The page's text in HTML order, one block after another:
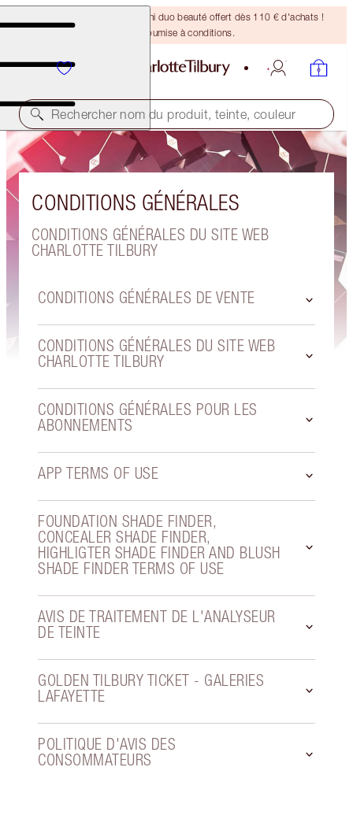
DERNIÈRE CHANCE ! Un mini duo beauté offert dès 110 € d'achats !
Offre soumise à conditions.
Rechercher nom du produit, teinte, couleur
CONDITIONS GÉNÉRALES
CONDITIONS GÉNÉRALES DU SITE WEB
CHARLOTTE TILBURY
CONDITIONS GÉNÉRALES DE VENTE
CONDITIONS GÉNÉRALES DU SITE WEB
CHARLOTTE TILBURY
CONDITIONS GÉNÉRALES POUR LES
ABONNEMENTS
APP TERMS OF USE
FOUNDATION SHADE FINDER,
CONCEALER SHADE FINDER,
HIGHLIGTER SHADE FINDER AND BLUSH
SHADE FINDER TERMS OF USE
AVIS DE TRAITEMENT DE L'ANALYSEUR
DE TEINTE
GOLDEN TILBURY TICKET - GALERIES
LAFAYETTE
POLITIQUE D'AVIS DES
CONSOMMATEURS